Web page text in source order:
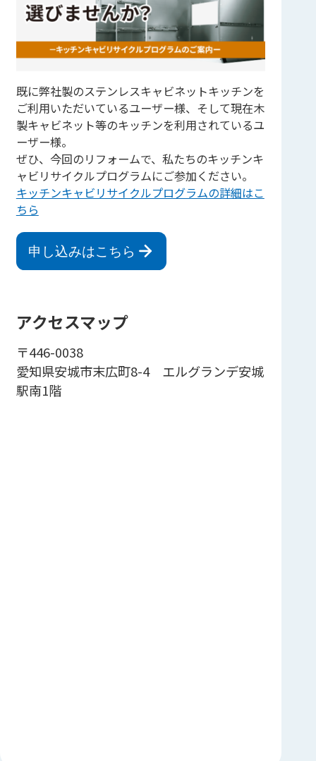
既に弊社製のステンレスキャビネットキッチンを
ご利用いただいているユーザー様、そして現在木
製キャビネット等のキッチンを利用されているユ
ーザー様。
ぜひ、今回のリフォームで、私たちのキッチンキ
ャビリサイクルプログラムにご参加ください。
キッチンキャビリサイクルプログラムの詳細はこ
ちら
申し込みはこちら
アクセスマップ
〒446-0038
愛知県安城市末広町8-4 エルグランデ安城
駅南1階